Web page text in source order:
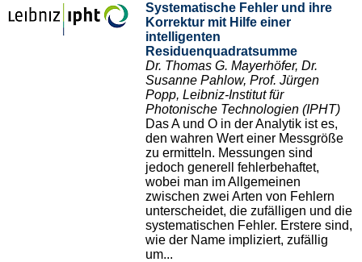
Systematische Fehler und ihre
Korrektur mit Hilfe einer
intelligenten
Residuenquadratsumme
Dr. Thomas G. Mayerhöfer, Dr.
Susanne Pahlow, Prof. Jürgen
Popp, Leibniz-Institut für
Photonische Technologien (IPHT)
Das A und O in der Analytik ist es,
den wahren Wert einer Messgröße
zu ermitteln. Messungen sind
jedoch generell fehlerbehaftet,
wobei man im Allgemeinen
zwischen zwei Arten von Fehlern
unterscheidet, die zufälligen und die
systematischen Fehler. Erstere sind,
wie der Name impliziert, zufällig
um...